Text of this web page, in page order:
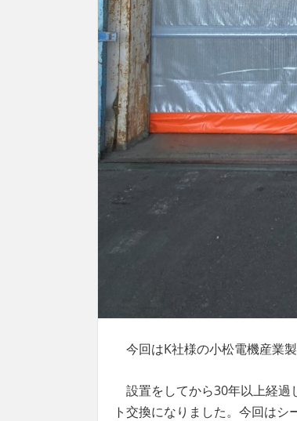
今回はK社様の小松電機産業
設置をしてから30年以上経過
ト交換になりました。今回は